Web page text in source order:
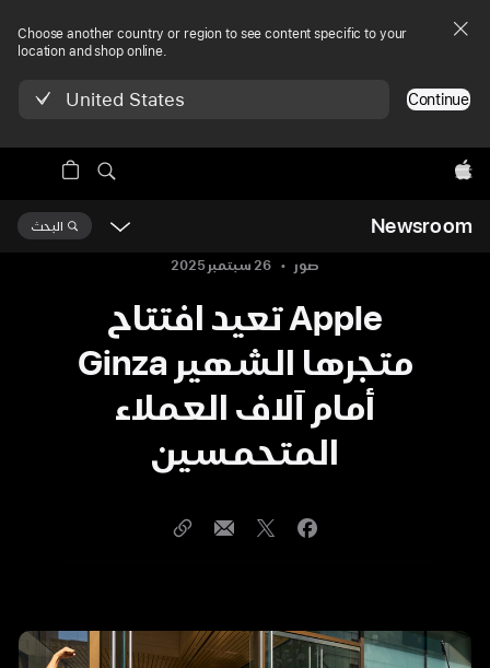
Choose another country or region to see content specific to your
location and shop online.
United States Continue
Apple‏
Newsroom البحث
صور 26 سبتمبر 2025
Apple تعيد افتتاح
متجرها الشهير Ginza
أمام آلاف العملاء
المتحمسين